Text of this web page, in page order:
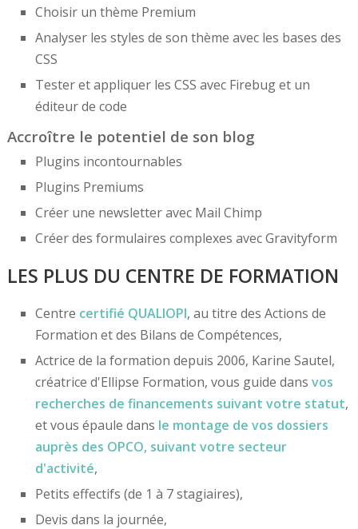
Choisir un thème Premium
Analyser les styles de son thème avec les bases des
CSS
Tester et appliquer les CSS avec Firebug et un
éditeur de code
Accroître le potentiel de son blog
Plugins incontournables
Plugins Premiums
Créer une newsletter avec Mail Chimp
Créer des formulaires complexes avec Gravityform
LES PLUS DU CENTRE DE FORMATION
Centre certifié QUALIOPI, au titre des Actions de
Formation et des Bilans de Compétences,
Actrice de la formation depuis 2006, Karine Sautel,
créatrice d'Ellipse Formation, vous guide dans vos
recherches de financements suivant votre statut,
et vous épaule dans le montage de vos dossiers
auprès des OPCO, suivant votre secteur
d'activité,
Petits effectifs (de 1 à 7 stagiaires),
Devis dans la journée,